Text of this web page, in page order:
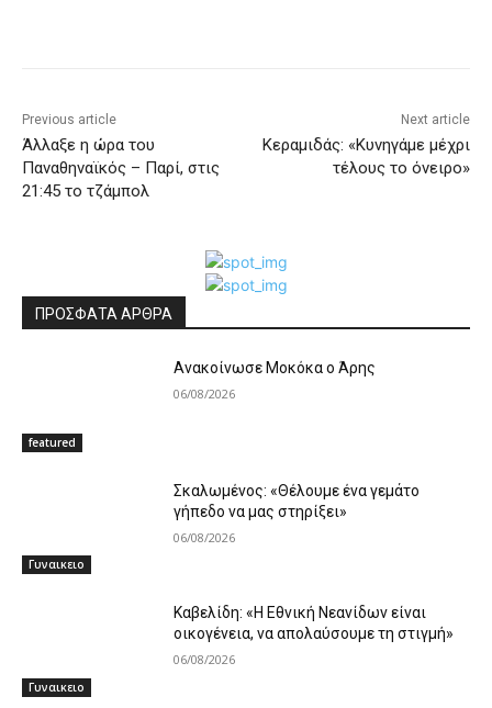
Previous article
Άλλαξε η ώρα του
Παναθηναϊκός – Παρί, στις
21:45 το τζάμπολ
Next article
Κεραμιδάς: «Κυνηγάμε μέχρι
τέλους το όνειρο»
ΠΡΟΣΦΑΤΑ ΑΡΘΡΑ
featured
Ανακοίνωσε Μοκόκα ο Άρης
06/08/2026
Γυναικειο
Σκαλωμένος: «Θέλουμε ένα γεμάτο
γήπεδο να μας στηρίξει»
06/08/2026
Γυναικειο
Καβελίδη: «Η Εθνική Νεανίδων είναι
οικογένεια, να απολαύσουμε τη στιγμή»
06/08/2026